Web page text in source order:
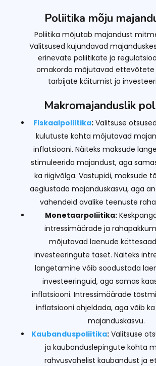
Poliitika mõju
Poliitika mõjutab majandust
Valitsused kujundavad
erinevate poliitikate ja
omakorda mõjutavad ettevõtete
tarbijate käitumist ja
Makromajanduslik
Fiskaalpoliitika:Valitsuse
kulutuste kohta mõjutavad
inflatsiooni. Näiteks maksude
stimuleerida majandust, aga
ka riigivõlga. Vastupidi, maksude
aeglustada majanduskasvu, aga
vahendeid avalike teenuste
Monetaarpoliitika:
intressimäärade ja
mõjutavad laenude
investeeringute taset. Näiteks
langetamine võib soodustada
investeeringuid, aga samas
inflatsiooni. Intressimäärade
inflatsiooni ohjeldada, aga võib
majanduskasvu.
Kaubanduspoliitika: Valitsuse
ja kaubanduslepingute kohta
rahvusvahelist kaubandust ja